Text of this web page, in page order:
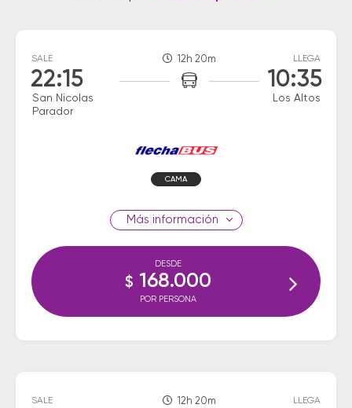
SALE
22:15
San Nicolas
Parador
12h 20m LLEGA
10:35
Los Altos
CAMA
información
DESDE
$ 168.000
POR PERSONA
SALE 12h 20m LLEGA